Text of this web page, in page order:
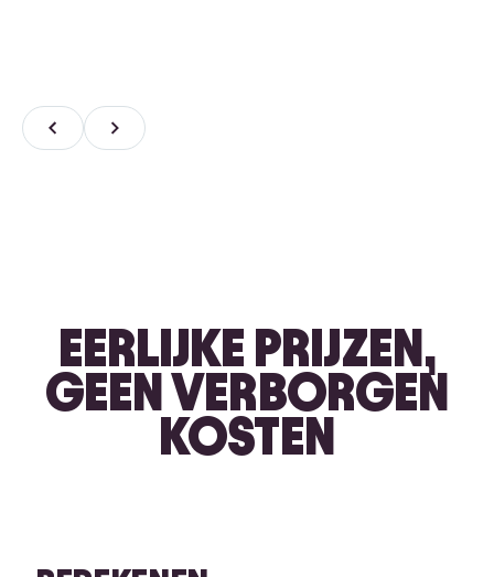
EERLIJKE PRIJZEN,
GEEN VERBORGEN
KOSTEN